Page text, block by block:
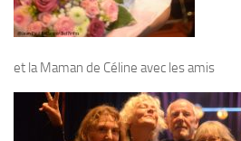
et la Maman de Céline avec les amis